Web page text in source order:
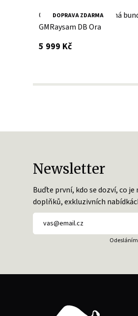
DOPRAVA ZDARMA
Oranžová pánská kožená
GMRaysam DB Ora
5 999 Kčs DPH
Newsletter
Buďte první, kdo se dozví, co
doplňků, exkluzivních